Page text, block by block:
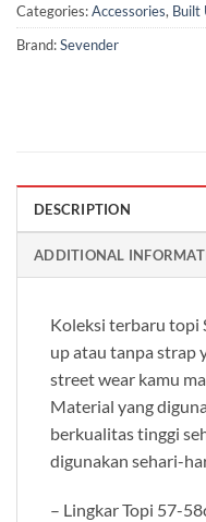
Categories:Accessories, Built
Brand:Sevender
DESCRIPTION
ADDITIONAL
Koleksi terbaru topi
up atau tanpa strap
street wear kamu
Material yang
berkualitas tinggi
digunakan sehari-
– Lingkar Topi 57-